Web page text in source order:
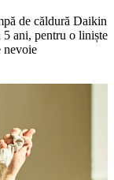
de căldură Daikin
5 ani, pentru o liniște
nevoie